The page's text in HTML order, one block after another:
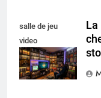
salle de jeu
video
collectionneur
La